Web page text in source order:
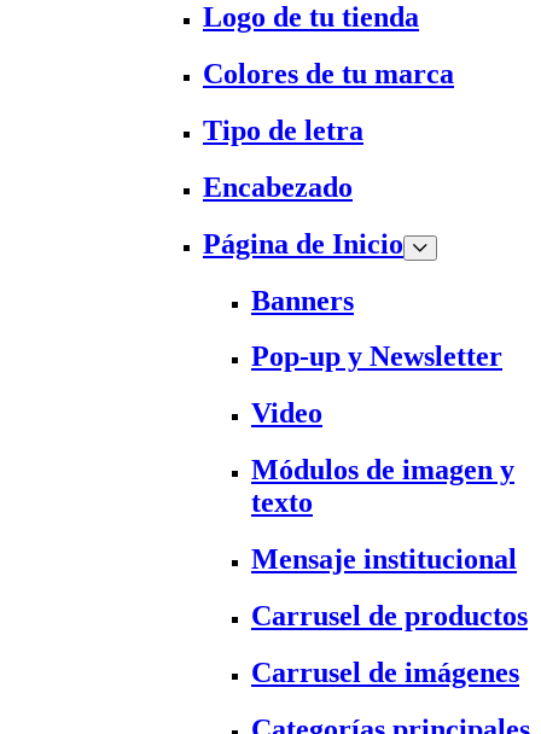
Logo de tu tienda
Colores de tu marca
Tipo de letra
Encabezado
Página de Inicio
Banners
Pop-up y Newsletter
Video
Módulos de imagen y
texto
Mensaje institucional
Carrusel de productos
Carrusel de imágenes